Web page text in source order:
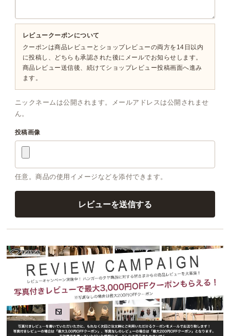
レビュークーポンについて
クーポンは商品レビューとショップレビューの両方を14日以内
に投稿し、どちらも承認された後にメールでお知らせします。
商品レビュー送信後、続けてショップレビュー投稿画面へ進み
ます。
ニックネームは公開されます。メールアドレスは公開されませ
ん。
投稿画像
任意。商品の使用イメージなどを添付できます。